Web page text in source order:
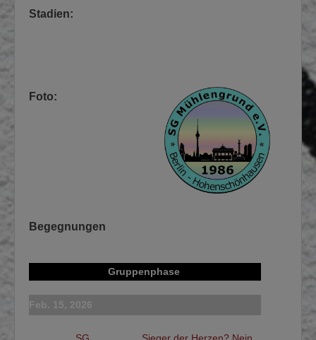
Stadien:
Foto:
Begegnungen
Gruppenphase
Feb. 15, 2026
SG
Sieger der Herzen? Nein,